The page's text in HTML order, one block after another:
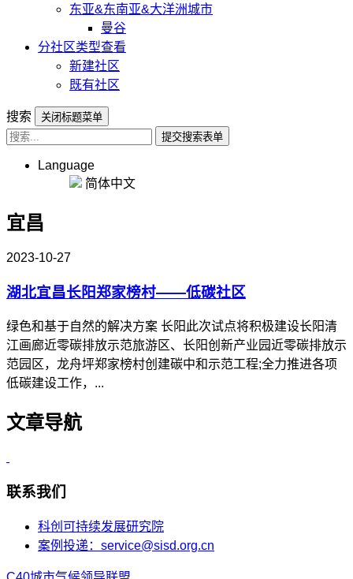
东亚&东南亚&大洋洲城市
曼谷
分社区类型查看
新建社区
既有社区
搜索
关闭标题菜单
提交搜索表单
Language
简体中文
宜昌
2023-10-27
湖北宜昌长阳郑家榜村——低碳社区
绿色和基于自然的解决方案 长阳此次试点将积极建设长阳清
江画廊近零碳排放示范旅游区、长阳创新产业园近零碳排放示
范园区，龙舟坪郑家榜村创建碳中和示范工程;全力推进各项
低碳建设工作，...
文章导航
联系我们
科创可持续发展研究院
案例投递：service@sisd.org.cn